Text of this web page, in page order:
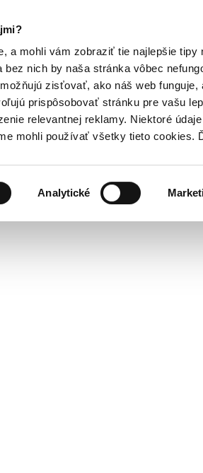
a mohli vám zobraziť tie najlepšie tipy
nich by naša stránka vôbec
zisťovať, ako náš web funguje,
prispôsobovať stránku pre vašu
relevantnej reklamy. Niektoré
mohli používať všetky tieto cookies.
Analytické